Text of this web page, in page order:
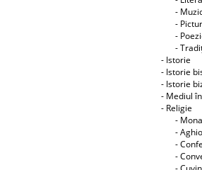
-
-
-
-
- Istorie
- Istorie
- Istorie
- Mediul
- Religie
-
-
-
-